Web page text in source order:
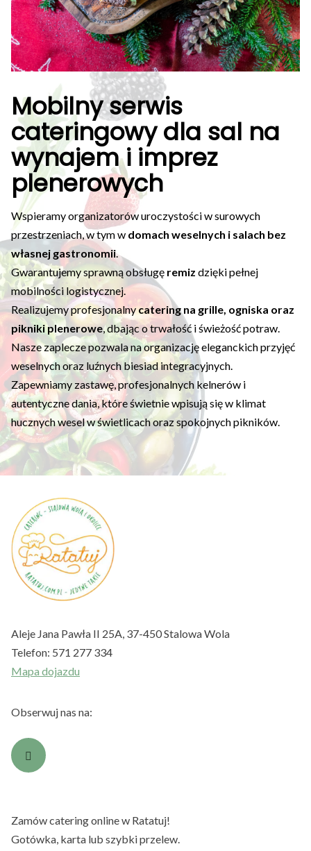
Mobilny serwis
cateringowy dla sal na
wynajem i imprez
plenerowych
Wspieramy organizatorów uroczystości w surowych
przestrzeniach, w tym w domach weselnych i salach bez
własnej gastronomii.
Gwarantujemy sprawną obsługę remiz dzięki pełnej
mobilności logistycznej.
Realizujemy profesjonalnycatering na grille, ogniska oraz
pikniki plenerowe, dbając o trwałość i świeżość potraw.
Nasze zaplecze pozwala na organizację eleganckich przyjęć
weselnych oraz luźnych biesiad integracyjnych.
Zapewniamy zastawę, profesjonalnych kelnerów i
autentyczne dania, które świetnie wpisują się w klimat
hucznych wesel w świetlicach oraz spokojnych pikników.
Aleje Jana Pawła II 25A, 37-450 Stalowa Wola
Telefon: 571 277 334
Mapa dojazdu
Obserwuj nas na:
Zamów catering online w Ratatuj!
Gotówka, karta lub szybki przelew.